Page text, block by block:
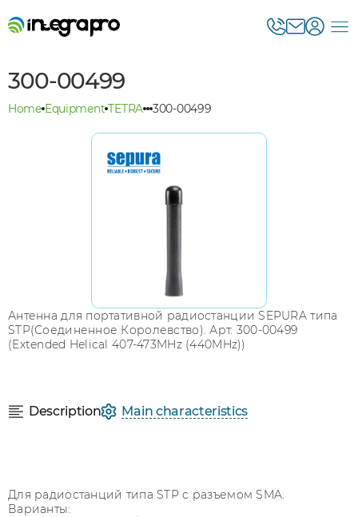
300-00499
Home Equipment TETRA 300-00499
Антенна для портативной радиостанции SEPURA типа
STP(Соединенное Королевство). Арт. 300-00499
(Extended Helical 407-473MHz (440MHz))
Description Main characteristics
Для радиостанций типа STP с разъемом SMA.
Варианты: